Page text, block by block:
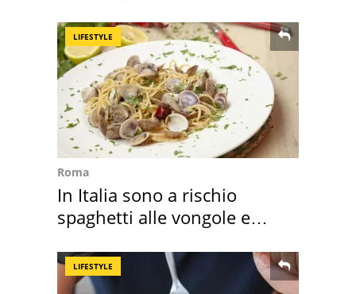
LIFESTYLE
Roma
In Italia sono a rischio
spaghetti alle vongole e
LIFESTYLE